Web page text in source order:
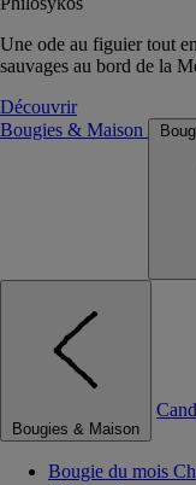
Une ode au figuier tout
sauvages au bord de la
Découvrir
Bougies & Maison
Bougies & Maison
Bougie du mois